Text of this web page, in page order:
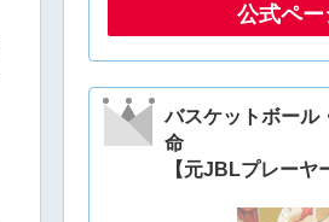
公式ペー
バスケットボール
命
【元JBLプレー